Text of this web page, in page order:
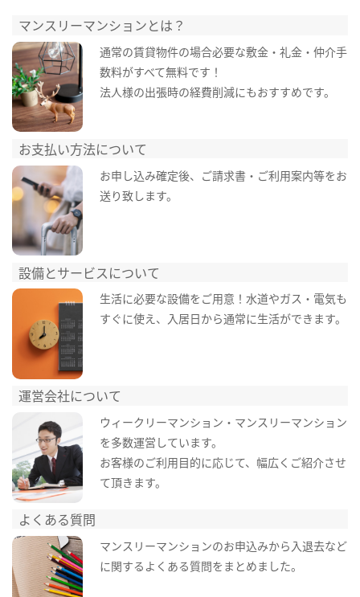
マンスリーマンションとは？
通常の賃貸物件の場合必要な敷金・礼金・仲介手
数料がすべて無料です！
法人様の出張時の経費削減にもおすすめです。
お支払い方法について
お申し込み確定後、ご請求書・ご利用案内等をお
送り致します。
設備とサービスについて
生活に必要な設備をご用意！水道やガス・電気も
すぐに使え、入居日から通常に生活ができます。
運営会社について
ウィークリーマンション・マンスリーマンション
を多数運営しています。
お客様のご利用目的に応じて、幅広くご紹介させ
て頂きます。
よくある質問
マンスリーマンションのお申込みから入退去など
に関するよくある質問をまとめました。